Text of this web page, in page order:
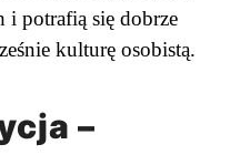
i potrafią się dobrze
kulturę osobistą.
–